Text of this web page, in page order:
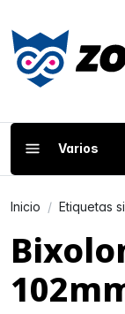
Varios
Inicio Etiquetas